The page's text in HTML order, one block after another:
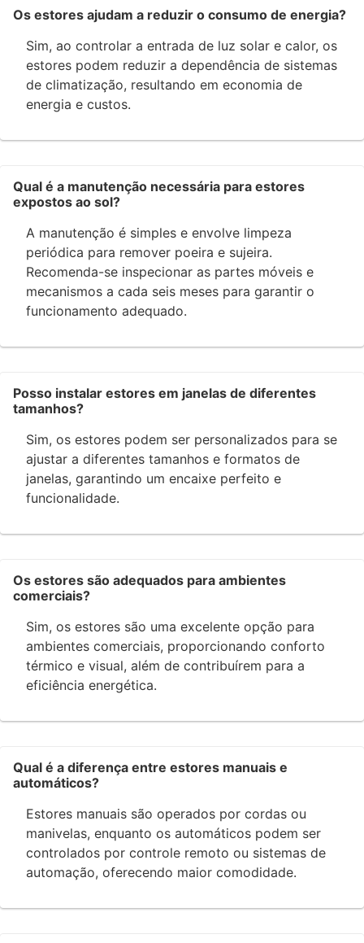
Os estores ajudam a reduzir o consumo de energia?
Sim, ao controlar a entrada de luz solar e calor, os
estores podem reduzir a dependência de sistemas
de climatização, resultando em economia de
energia e custos.
Qual é a manutenção necessária para estores
expostos ao sol?
A manutenção é simples e envolve limpeza
periódica para remover poeira e sujeira.
Recomenda-se inspecionar as partes móveis e
mecanismos a cada seis meses para garantir o
funcionamento adequado.
Posso instalar estores em janelas de diferentes
tamanhos?
Sim, os estores podem ser personalizados para se
ajustar a diferentes tamanhos e formatos de
janelas, garantindo um encaixe perfeito e
funcionalidade.
Os estores são adequados para ambientes
comerciais?
Sim, os estores são uma excelente opção para
ambientes comerciais, proporcionando conforto
térmico e visual, além de contribuírem para a
eficiência energética.
Qual é a diferença entre estores manuais e
automáticos?
Estores manuais são operados por cordas ou
manivelas, enquanto os automáticos podem ser
controlados por controle remoto ou sistemas de
automação, oferecendo maior comodidade.